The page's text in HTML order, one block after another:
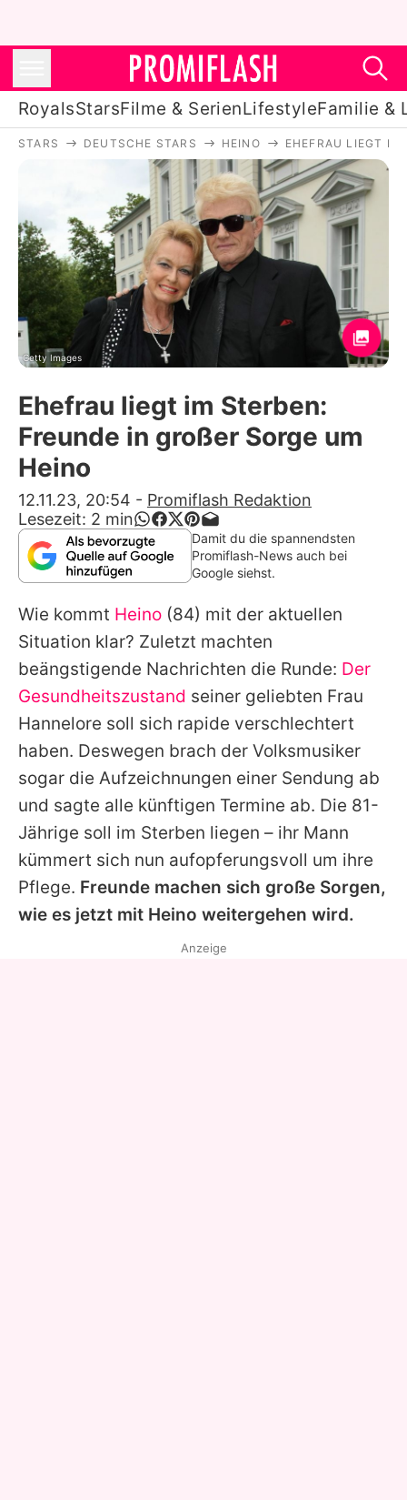
RoyalsStarsFilme & SerienLifestyleFamilie &
Royals
Stars
Filme & Serien
Lifestyle
Familie & Liebe
Promiflash Exklusiv
Alle Themen auf Promiflash
App runterladen
Team
Redaktionelle Richtlinien
Impressum
Datenschutzerklärung
Nutzungsbedingungen
Utiq verwalten
STARS DEUTSCHE STARS HEINO EHEFRAU LIEGT IM
Getty Images
Ehefrau liegt im Sterben:
Freunde in großer Sorge um
Heino
12.11.23, 20:54 - Promiflash Redaktion
Lesezeit: 2 min
Damit du die spannendsten
Promiflash-News auch bei
Google siehst.
Wie kommt Heino (84) mit der aktuellen
Situation klar? Zuletzt machten
beängstigende Nachrichten die Runde: Der
Gesundheitszustand seiner geliebten Frau
Hannelore soll sich rapide verschlechtert
haben. Deswegen brach der Volksmusiker
sogar die Aufzeichnungen einer Sendung ab
und sagte alle künftigen Termine ab. Die 81-
Jährige soll im Sterben liegen – ihr Mann
kümmert sich nun aufopferungsvoll um ihre
Pflege. Freunde machen sich große Sorgen,
wie es jetzt mit Heino weitergehen wird.
Anzeige